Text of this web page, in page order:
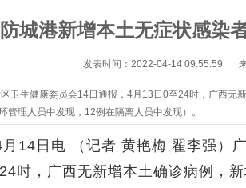
城港新增本土无症状感染
发表时间：2022-04-14 09:55:59
卫生健康委员会14日通报，4月13日0至24时，广西无
管理人员中发现，12例在隔离人员中发现）。
日电 （记者 黄艳梅 翟李强）广
时，广西无新增本土确诊病例，